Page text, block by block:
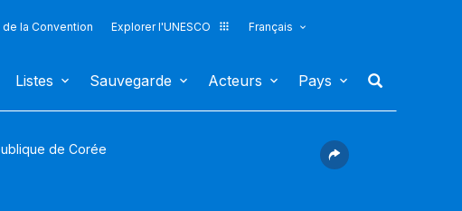
la Convention Explorer l'UNESCO
Français
Listes Sauvegarde Acteurs Pays
de Corée